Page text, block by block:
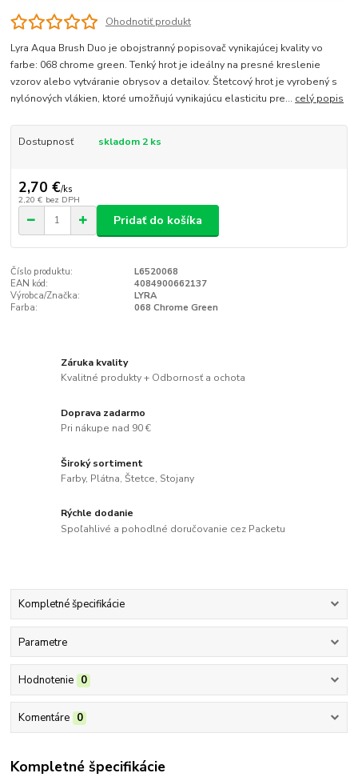
Ohodnotiť produkt
Lyra Aqua Brush Duo je obojstranný popisovač vynikajúcej kvality vo
farbe: 068 chrome green. Tenký hrot je ideálny na presné kreslenie
vzorov alebo vytváranie obrysov a detailov. Štetcový hrot je vyrobený s
nylónových vlákien, ktoré umožňujú vynikajúcu elasticitu pre... celý popis
Dostupnosť skladom 2 ks
2,70 €/ks
2,20 € bez DPH
Pridať do košíka
Číslo produktu:
L6520068
EAN kód:
4084900662137
Výrobca/Značka:
LYRA
Farba:
068 Chrome Green
Záruka kvality
Kvalitné produkty + Odbornosť a ochota
Doprava zadarmo
Pri nákupe nad 90 €
Široký sortiment
Farby, Plátna, Štetce, Stojany
Rýchle dodanie
Spoľahlivé a pohodlné doručovanie cez Packetu
Kompletné špecifikácie
Parametre
Hodnotenie 0
Komentáre 0
Kompletné špecifikácie